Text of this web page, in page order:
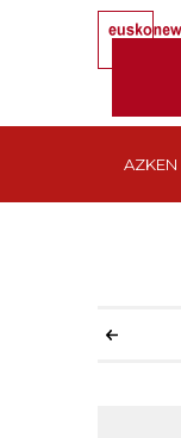
AZKEN